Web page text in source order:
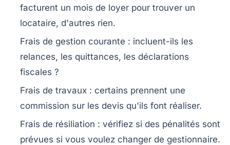
facturent un mois de loyer pour trouver un
locataire, d'autres rien.
Frais de gestion courante : incluent-ils les
relances, les quittances, les déclarations
fiscales ?
Frais de travaux : certains prennent une
commission sur les devis qu'ils font réaliser.
Frais de résiliation : vérifiez si des pénalités sont
prévues si vous voulez changer de gestionnaire.